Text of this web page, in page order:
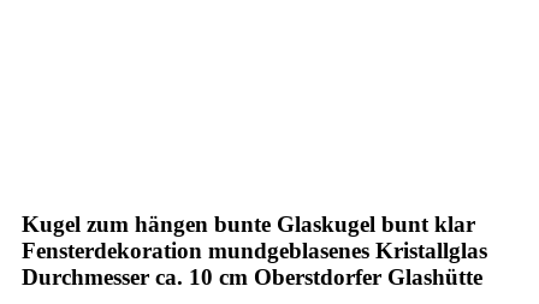
Kugel zum hängen bunte Glaskugel bunt klar
Fensterdekoration mundgeblasenes Kristallglas
Durchmesser ca. 10 cm Oberstdorfer Glashütte